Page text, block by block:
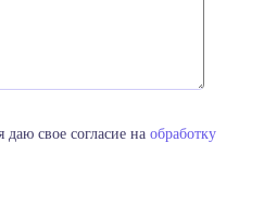
свое согласие на обработку